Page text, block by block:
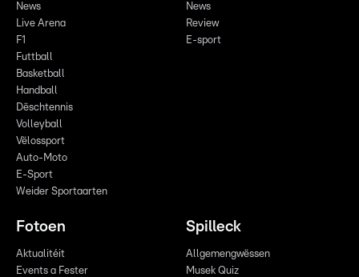
News
Live Arena
F1
Futtball
Basketball
Handball
Dëschtennis
Volleyball
Vëlossport
Auto-Moto
E-Sport
Weider Sportaarten
News
Review
E-sport
Fotoen
Aktualitéit
Events a Fester
Spilleck
Allgemengwëssen
Musek Quiz